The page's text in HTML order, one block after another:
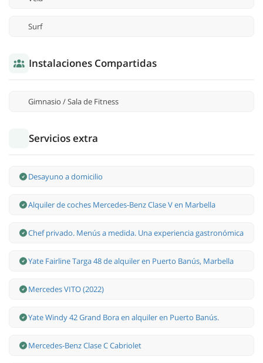
Surf
Instalaciones Compartidas
Gimnasio / Sala de Fitness
Servicios extra
Desayuno a domicilio
Alquiler de coches Mercedes-Benz Clase V en Marbella
Chef privado. Menús a medida. Una experiencia gastronómica
Yate Fairline Targa 48 de alquiler en Puerto Banús, Marbella
Mercedes VITO (2022)
Yate Windy 42 Grand Bora en alquiler en Puerto Banús.
Mercedes-Benz Clase С Cabriolet